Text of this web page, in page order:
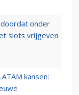
onder
slots vrijgeven
kansen: